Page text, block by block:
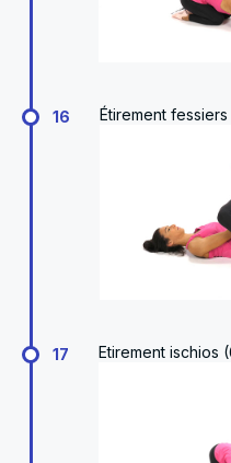
16 Étirement
17 Etirement ischios